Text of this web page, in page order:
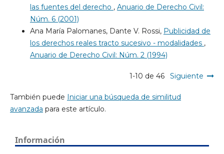
las fuentes del derecho , Anuario de Derecho Civil:
Núm. 6 (2001)
Ana María Palomanes, Dante V. Rossi, Publicidad de
los derechos reales tracto sucesivo - modalidades ,
Anuario de Derecho Civil: Núm. 2 (1994)
1-10 de 46 Siguiente
También puede Iniciar una búsqueda de similitud
avanzada para este artículo.
Información